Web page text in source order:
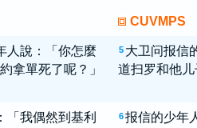
CUVMPS
人說：「你怎麼
拿單死了呢？」
5 大卫问报信
道扫罗和他儿
「我偶然到基利
6 报信的少年